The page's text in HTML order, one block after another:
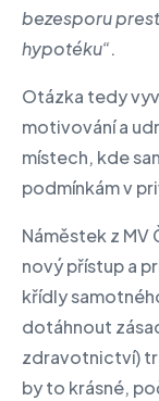
bezesporu
hypotéku“.
Otázka tedy
motivování a
místech, kde
podmínkám v
Náměstek z MV
nový přístup a
křídly
dotáhnout
zdravotnictví)
by to krásné,